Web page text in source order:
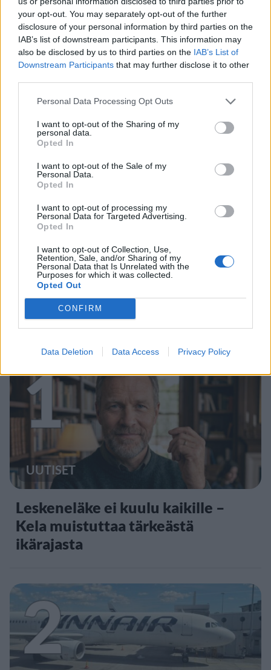
your opt-out. You may separately opt-out of the further
disclosure of your personal information by third parties on the
IAB’s list of downstream participants. This information may
also be disclosed by us to third parties on the IAB’s List of
Downstream Participants that may further disclose it to other
Personal Data Processing Opt Outs
I want to opt-out of the Sharing of my
personal data.
Opted In
I want to opt-out of the Sale of my
Personal Data.
Opted In
I want to opt-out of processing my
Personal Data for Targeted Advertising.
Opted In
I want to opt-out of Collection, Use,
Retention, Sale, and/or Sharing of my
Personal Data that Is Unrelated with the
Purposes for which it was collected.
Opted Out
CONFIRM
Data Deletion Data Access Privacy Policy
1
UUTISET
Leskeneläke ei kuulu kaikille –
Kela muistuttaa tärkeästä
ikärajasta
2